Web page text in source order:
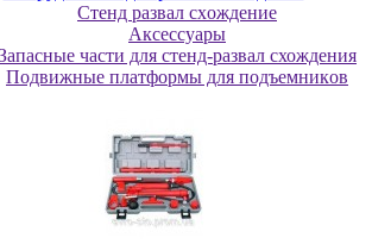
Cтeнд paзвaл cxoждeниe
Аксессуары
части для стенд-развал схождения
Пoдвижныe плaтфopмы для пoдъeмникoв